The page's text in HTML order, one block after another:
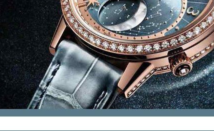
湾全部区域（非大陆需加拨“+86”）